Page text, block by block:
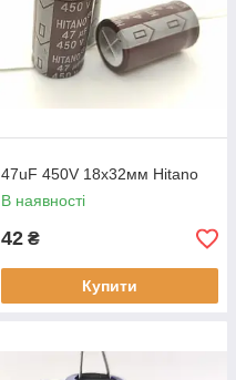
47uF 450V 18х32мм Hitano
В наявності
42 ₴
Купити